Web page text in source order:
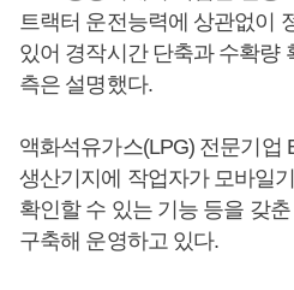
트랙터 운전능력에 상관없이
있어 경작시간 단축과 수확량
측은 설명했다.
액화석유가스(LPG) 전문기업
생산기지에 작업자가 모바일
확인할 수 있는 기능 등을 갖
구축해 운영하고 있다.